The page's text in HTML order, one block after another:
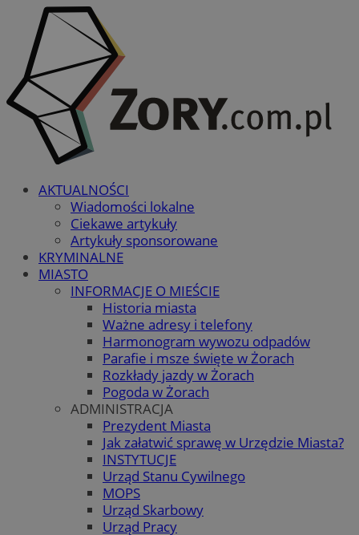
AKTUALNOŚCI
Wiadomości lokalne
Ciekawe artykuły
Artykuły sponsorowane
KRYMINALNE
MIASTO
INFORMACJE O MIEŚCIE
Historia miasta
Ważne adresy i telefony
Harmonogram wywozu odpadów
Parafie i msze święte w Żorach
Rozkłady jazdy w Żorach
Pogoda w Żorach
ADMINISTRACJA
Prezydent Miasta
Jak załatwić sprawę w Urzędzie Miasta?
INSTYTUCJE
Urząd Stanu Cywilnego
MOPS
Urząd Skarbowy
Urząd Pracy